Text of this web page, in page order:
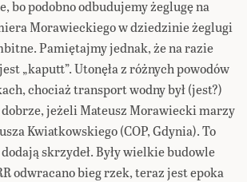
bo podobno odbudujemy żeglugę na
Morawieckiego w dziedzinie żeglugi
Pamiętajmy jednak, że na razie
„kaputt”. Utonęła z różnych powodów
chociaż transport wodny był (jest?)
jeżeli Mateusz Morawiecki marzy
Kwiatkowskiego (COP, Gdynia). To
skrzydeł. Były wielkie budowle
odwracano bieg rzek, teraz jest epoka